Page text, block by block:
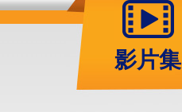
影片集